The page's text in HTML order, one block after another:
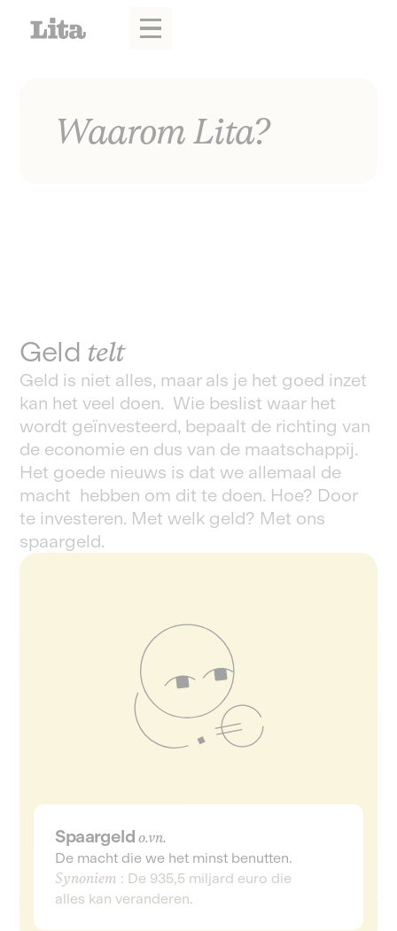
Waarom Lita?
Geld telt
Geld is niet alles, maar als je het goed inzet
kan het veel doen. Wie beslist waar het
wordt geïnvesteerd, bepaalt de richting van
de economie en dus van de maatschappij.
Het goede nieuws is dat we allemaal de
macht hebben om dit te doen. Hoe? Door
te investeren. Met welk geld? Met ons
spaargeld.
Spaargeldo.vn.
De macht die we het minst benutten.
Synoniem : De 935,5 miljard euro die
alles kan veranderen.